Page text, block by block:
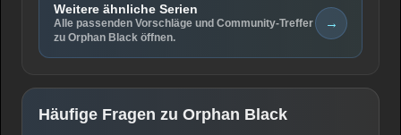
Weitere ähnliche Serien
Alle passenden Vorschläge und Community-Treffer
zu Orphan Black öffnen.
→
Häufige Fragen zu Orphan Black